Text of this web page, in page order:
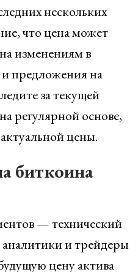
нескольких
что цена может
изменениям в
и предложения на
за текущей
регулярной основе,
цены.
биткоина
— технический
и трейдеры
цену актива